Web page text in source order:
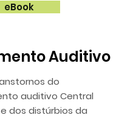
eBook
Auditivo
do
auditivo Central
dos distúrbios da